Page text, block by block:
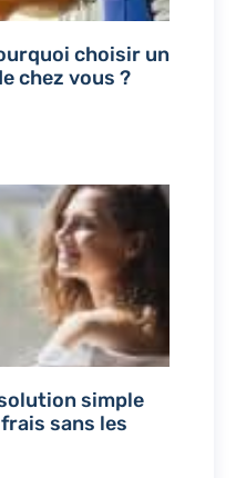
choisir un
chez vous ?
simple
sans les